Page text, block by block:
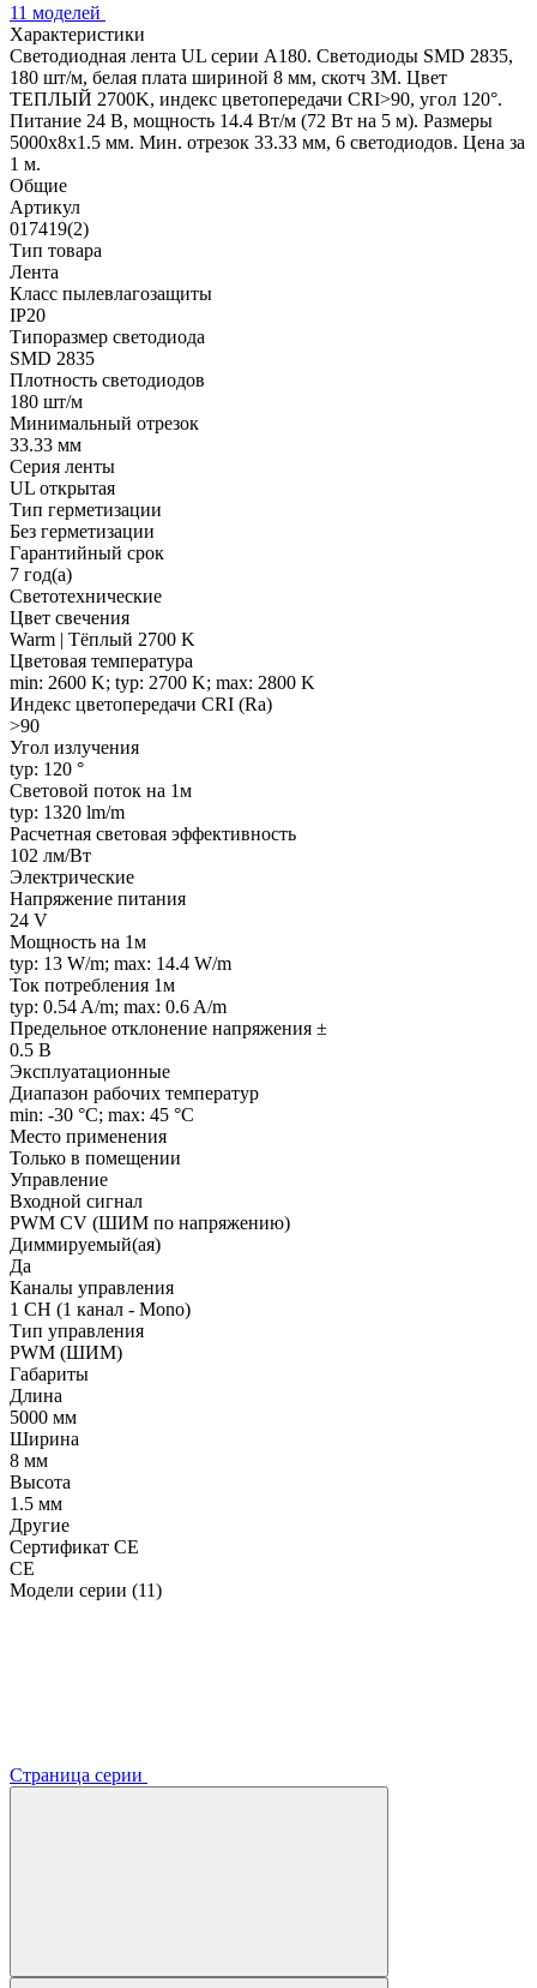
11 моделей
Характеристики
Светодиодная лента UL серии A180. Светодиоды SMD 2835,
180 шт/м, белая плата шириной 8 мм, скотч 3M. Цвет
ТЕПЛЫЙ 2700K, индекс цветопередачи CRI>90, угол 120°.
Питание 24 В, мощность 14.4 Вт/м (72 Вт на 5 м). Размеры
5000x8x1.5 мм. Мин. отрезок 33.33 мм, 6 светодиодов. Цена за
1 м.
Общие
Артикул
017419(2)
Тип товара
Лента
Класс пылевлагозащиты
IP20
Типоразмер светодиода
SMD 2835
Плотность светодиодов
180 шт/м
Минимальный отрезок
33.33 мм
Серия ленты
UL открытая
Тип герметизации
Без герметизации
Гарантийный срок
7 год(а)
Светотехнические
Цвет свечения
Warm | Тёплый 2700 K
Цветовая температура
min: 2600 K; typ: 2700 K; max: 2800 K
Индекс цветопередачи CRI (Ra)
>90
Угол излучения
typ: 120 °
Световой поток на 1м
typ: 1320 lm/m
Расчетная световая эффективность
102 лм/Вт
Электрические
Напряжение питания
24 V
Мощность на 1м
typ: 13 W/m; max: 14.4 W/m
Ток потребления 1м
typ: 0.54 A/m; max: 0.6 A/m
Предельное отклонение напряжения ±
0.5 В
Эксплуатационные
Диапазон рабочих температур
min: -30 °C; max: 45 °C
Место применения
Только в помещении
Управление
Входной сигнал
PWM СV (ШИМ по напряжению)
Диммируемый(ая)
Да
Каналы управления
1 CH (1 канал - Mono)
Тип управления
PWM (ШИМ)
Габариты
Длина
5000 мм
Ширина
8 мм
Высота
1.5 мм
Другие
Сертификат CE
CE
Модели серии (11)
Страница серии